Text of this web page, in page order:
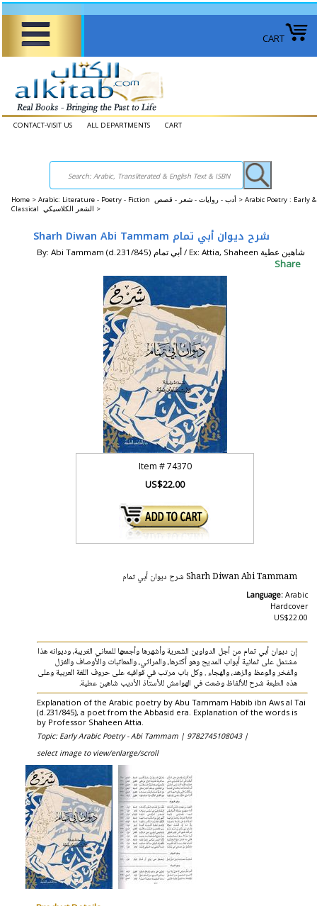
CART
CONTACT-VISIT US ALL DEPARTMENTS CART
Home > Arabic: Literature - Poetry - Fiction أدب - روايات - شعر - قصص > Arabic Poetry : Early &
Classical الشعر الكلاسيكي >
Sharh Diwan Abi Tammam شرح ديوان أبي تمام
By: Abi Tammam (d.231/845) أبي تمام / Ex: Attia, Shaheen شاهين عطية
Share
Item #74370
US$22.00
Sharh Diwan Abi Tammam شرح ديوان أبي تمام
Language: Arabic
Hardcover
US$22.00
إن ديوان أبي تمام من أجل الدواوين الشعرية وأشهرها وأجمعها للمعاني الغريبة، وديوانه هذا
مشتمل على ثمانية أبواب المديح وهو أكثرها، والمراثي، والمعاتبات والأوصاف والغزل
والفخر والوعظ والزهد، والهجاء . وكل باب مرتب في قوافيه على حروف اللغة العربية وعلى
هذه الطبعة شرح للألفاظ وضعت في الهوامش للأستاذ الأديب شاهين عطية.
Explanation of the Arabic poetry by Abu Tammam Habib ibn Aws al Tai
(d.231/845), a poet from the Abbasid era. Explanation of the words is
by Professor Shaheen Attia.
Topic: Early Arabic Poetry - Abi Tammam | 9782745108043 |
select image to view/enlarge/scroll